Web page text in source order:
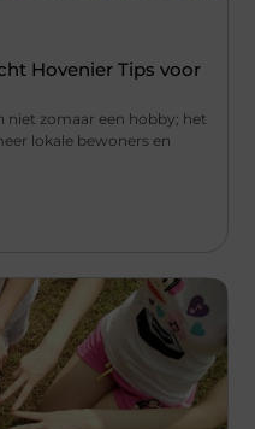
Hovenier Tips voor
zomaar een hobby; het
lokale bewoners en